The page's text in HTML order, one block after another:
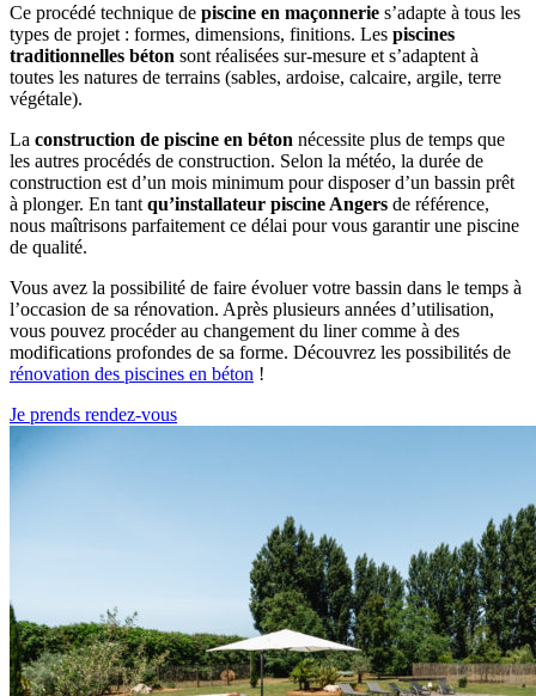
Ce procédé technique de piscine en maçonnerie s’adapte à tous les
types de projet : formes, dimensions, finitions. Les piscines
traditionnelles béton sont réalisées sur-mesure et s’adaptent à
toutes les natures de terrains (sables, ardoise, calcaire, argile, terre
végétale).
La construction de piscine en béton nécessite plus de temps que
les autres procédés de construction. Selon la météo, la durée de
construction est d’un mois minimum pour disposer d’un bassin prêt
à plonger. En tant qu’installateur piscine Angers de référence,
nous maîtrisons parfaitement ce délai pour vous garantir une piscine
de qualité.
Vous avez la possibilité de faire évoluer votre bassin dans le temps à
l’occasion de sa rénovation. Après plusieurs années d’utilisation,
vous pouvez procéder au changement du liner comme à des
modifications profondes de sa forme. Découvrez les possibilités de
rénovation des piscines en béton !
Je prends rendez-vous